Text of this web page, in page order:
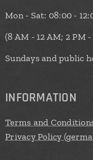
Mon - Sat: 08:00 -
(8 AM - 12 AM; 2 PM
Sundays and public
INFORMATION
Terms and
Privacy Policy